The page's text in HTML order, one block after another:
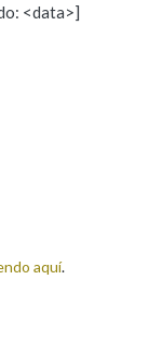
<data>]
aquí.